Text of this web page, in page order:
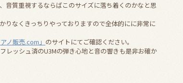
音質重視するならばこのサイズに落ち着くのかなと思
りなくきっちりやっておりますので全体的にに非常に
ノ販売.com」 のサイトにてご確認ください。
レッシュ済のU3Mの弾き心地と音の響きも是非お確か